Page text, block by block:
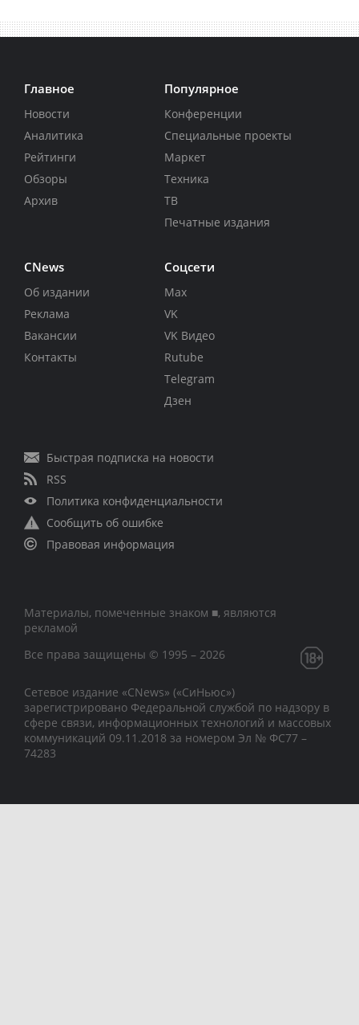
Главное
Новости
Аналитика
Рейтинги
Обзоры
Архив
Популярное
Конференции
Специальные проекты
Маркет
Техника
ТВ
Печатные издания
CNews
Об издании
Реклама
Вакансии
Контакты
Соцсети
Max
VK
VK Видео
Rutube
Telegram
Дзен
Быстрая подписка на новости
RSS
Политика конфиденциальности
Сообщить об ошибке
Правовая информация
Материалы, помеченные знаком ■, являются
рекламой
Все права защищены © 1995 – 2026
Сетевое издание «CNews» («СиНьюс»)
зарегистрировано Федеральной службой по надзору в
сфере связи, информационных технологий и массовых
коммуникаций 09.11.2018 за номером Эл № ФС77 –
74283